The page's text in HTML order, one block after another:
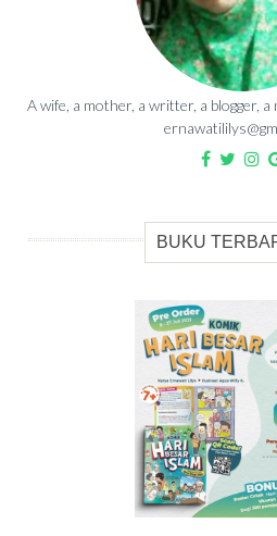
A wife, a mother, a writter, a blogger,
BUKU